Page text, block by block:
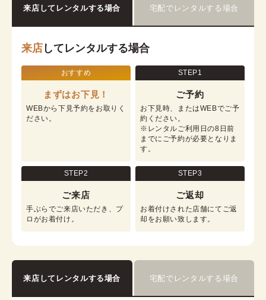
来店してレンタルする場合 宅配でレンタルする場合
来店 してレンタルする場合
おすすめ
まずはお下見！
WEBから下見予約をお取りく
ださい。
STEP1
ご予約
お下見時、またはWEBでご予
約ください。
※レンタルご利用日の8日前
までにご予約が必要となりま
す。
STEP2
ご来店
手ぶらでご来店いただき、プ
ロがお着付け。
STEP3
ご返却
お着付けされた店舗にてご返
却をお願い致します。
来店してレンタルする場合 宅配でレンタルする場合